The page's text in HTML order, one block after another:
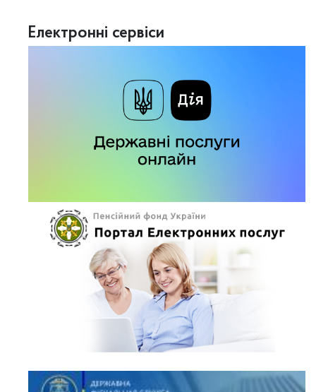
Електронні сервіси